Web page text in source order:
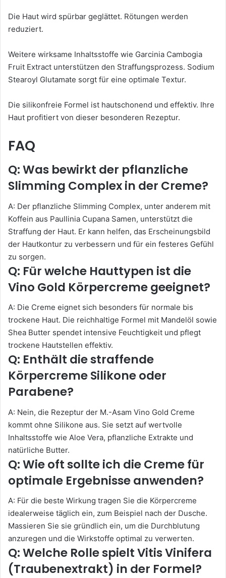
Die Haut wird spürbar geglättet. Rötungen werden
reduziert.
Weitere wirksame Inhaltsstoffe wie Garcinia Cambogia
Fruit Extract unterstützen den Straffungsprozess. Sodium
Stearoyl Glutamate sorgt für eine optimale Textur.
Die silikonfreie Formel ist hautschonend und effektiv. Ihre
Haut profitiert von dieser besonderen Rezeptur.
FAQ
Q: Was bewirkt der pflanzliche
Slimming Complex in der Creme?
A: Der pflanzliche Slimming Complex, unter anderem mit
Koffein aus Paullinia Cupana Samen, unterstützt die
Straffung der Haut. Er kann helfen, das Erscheinungsbild
der Hautkontur zu verbessern und für ein festeres Gefühl
zu sorgen.
Q: Für welche Hauttypen ist die
Vino Gold Körpercreme geeignet?
A: Die Creme eignet sich besonders für normale bis
trockene Haut. Die reichhaltige Formel mit Mandelöl sowie
Shea Butter spendet intensive Feuchtigkeit und pflegt
trockene Hautstellen effektiv.
Q: Enthält die straffende
Körpercreme Silikone oder
Parabene?
A: Nein, die Rezeptur der M.-Asam Vino Gold Creme
kommt ohne Silikone aus. Sie setzt auf wertvolle
Inhaltsstoffe wie Aloe Vera, pflanzliche Extrakte und
natürliche Butter.
Q: Wie oft sollte ich die Creme für
optimale Ergebnisse anwenden?
A: Für die beste Wirkung tragen Sie die Körpercreme
idealerweise täglich ein, zum Beispiel nach der Dusche.
Massieren Sie sie gründlich ein, um die Durchblutung
anzuregen und die Wirkstoffe optimal zu verwerten.
Q: Welche Rolle spielt Vitis Vinifera
(Traubenextrakt) in der Formel?